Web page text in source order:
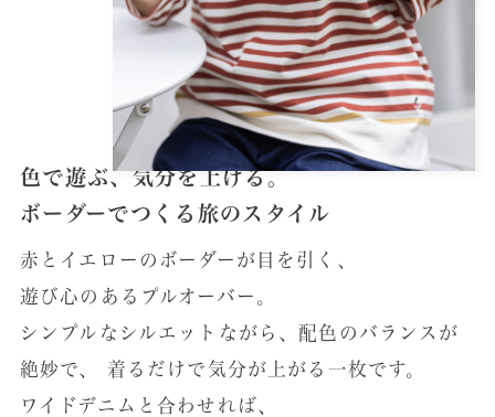
色で遊ぶ、気分を上げる。
ボーダーでつくる旅のスタイル
赤とイエローのボーダーが目を引く、
遊び心のあるプルオーバー。
シンプルなシルエットながら、配色のバランスが
絶妙で、
着るだけで気分が上がる一枚です。
ワイドデニムと合わせれば、